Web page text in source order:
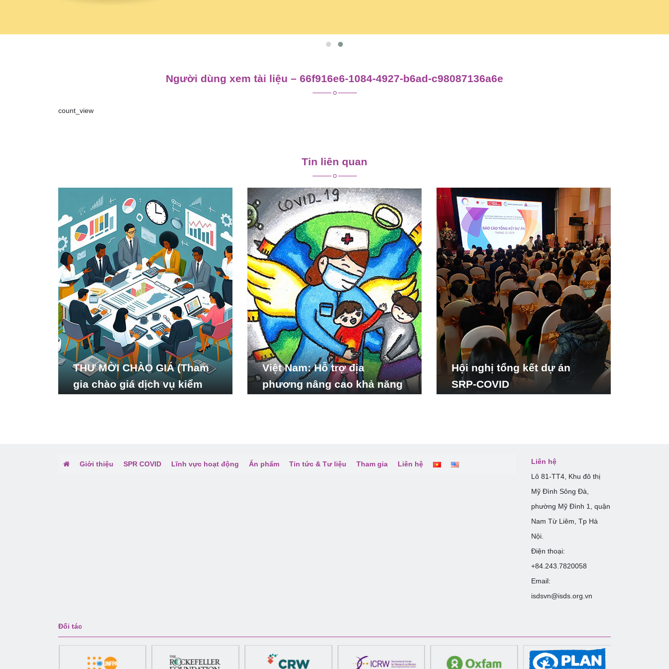
Người dùng xem tài liệu – 66f916e6-1084-4927-b6ad-c98087136a6e
count_view
viết
Tin liên quan
THƯ MỜI CHÀO GIÁ (Tham
gia chào giá dịch vụ kiểm
Việt Nam: Hỗ trợ địa
phương nâng cao khả năng
Hội nghị tổng kết dự án
SRP-COVID
Giới thiệu SPR COVID Lĩnh vực hoạt động Ấn phẩm Tin tức & Tư liệu Tham gia Liên hệ
Liên hệ
Lô 81-TT4, Khu đô thị
Mỹ Đình Sông Đà,
phường Mỹ Đình 1, quận
Nam Từ Liêm, Tp Hà
Nội.
Điện thoại:
+84.243.7820058
Email:
isdsvn@isds.org.vn
Đối tác